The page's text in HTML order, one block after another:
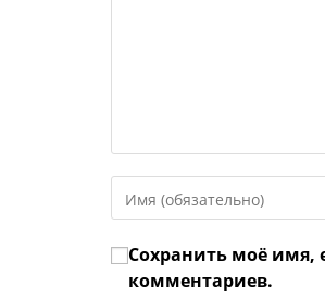
свое
или
имя
Сохранить моё имя,
комментариев.